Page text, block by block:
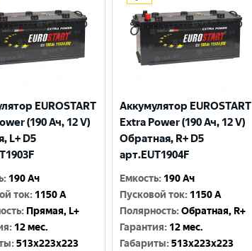
EUROSTART
(190 Ач, 12 V)
L+ D5
: 190 Ач
ток: 1150 A
: Прямая, L+
: 12 мес.
:513x223x223
Аккумулятор EUROSTART
Extra Power (190 Ач, 12 V)
Обратная, R+ D5
арт.EUT1904F
Емкость: 190 Ач
Пусковой ток: 1150 A
Полярность:Обратная, R+
Гарантия: 12 мес.
Габариты:513x223x223
Выберите ваш город
Гатчина
Москва
Смоленск